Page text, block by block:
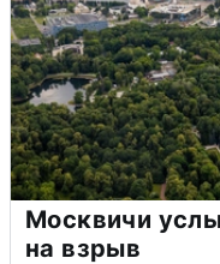
Москвичи
на взрыв